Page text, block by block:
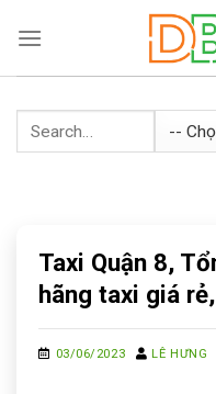
Taxi Quận 8,
hãng taxi giá
03/06/2023 LÊ HƯNG